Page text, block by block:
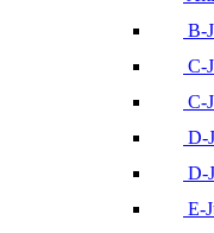
B-
C-
C-
D-
D-
E-